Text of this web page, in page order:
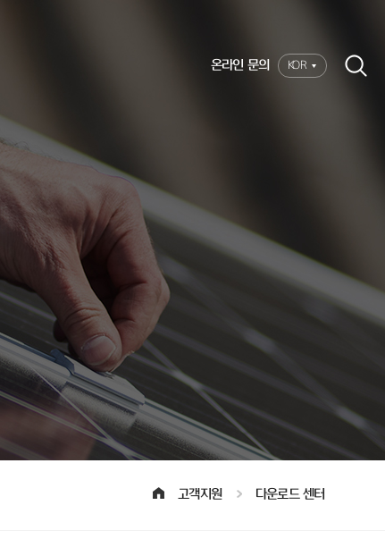
온라인 문의 KOR
고객지원 다운로드 센터